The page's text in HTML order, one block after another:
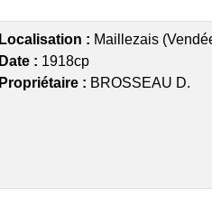
Localisation : Maillezais
Date : 1918cp
Propriétaire : BROSSEAU D.